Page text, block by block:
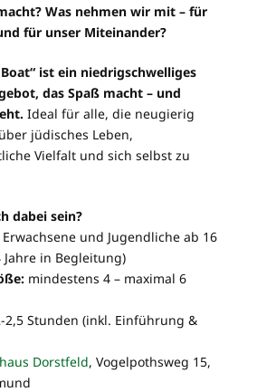
Was nehmen wir mit – für
für unser Miteinander?
ist ein niedrigschwelliges
das Spaß macht – und
Ideal für alle, die neugierig
jüdisches Leben,
Vielfalt und sich selbst zu
dabei sein?
Erwachsene und Jugendliche ab 16
Jahre in Begleitung)
mindestens 4 – maximal 6
2,5 Stunden (inkl. Einführung &
Dorstfeld, Vogelpothsweg 15,